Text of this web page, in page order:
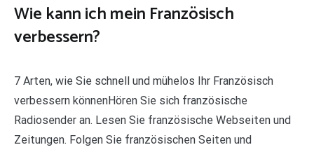
Wie kann ich mein Französisch
verbessern?
7 Arten, wie Sie schnell und mühelos Ihr Französisch
verbessern könnenHören Sie sich französische
Radiosender an. Lesen Sie französische Webseiten und
Zeitungen. Folgen Sie französischen Seiten und